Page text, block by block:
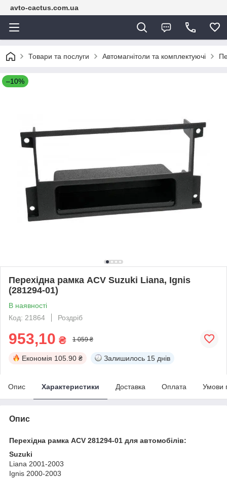
avto-cactus.com.ua
Товари та послуги Автомагнітоли та комплектуючі
–10%
Перехідна рамка ACV Suzuki Liana, Ignis
(281294-01)
В наявності
Код: 21864
Роздріб
953,10 ₴ 1 059 ₴
Економія 105.90 ₴ Залишилось 15 днів
Опис Характеристики Доставка Оплата Умови
Опис
Перехідна рамка ACV 281294-01 для автомобілів:
Suzuki
Liana 2001-2003
Ignis 2000-2003